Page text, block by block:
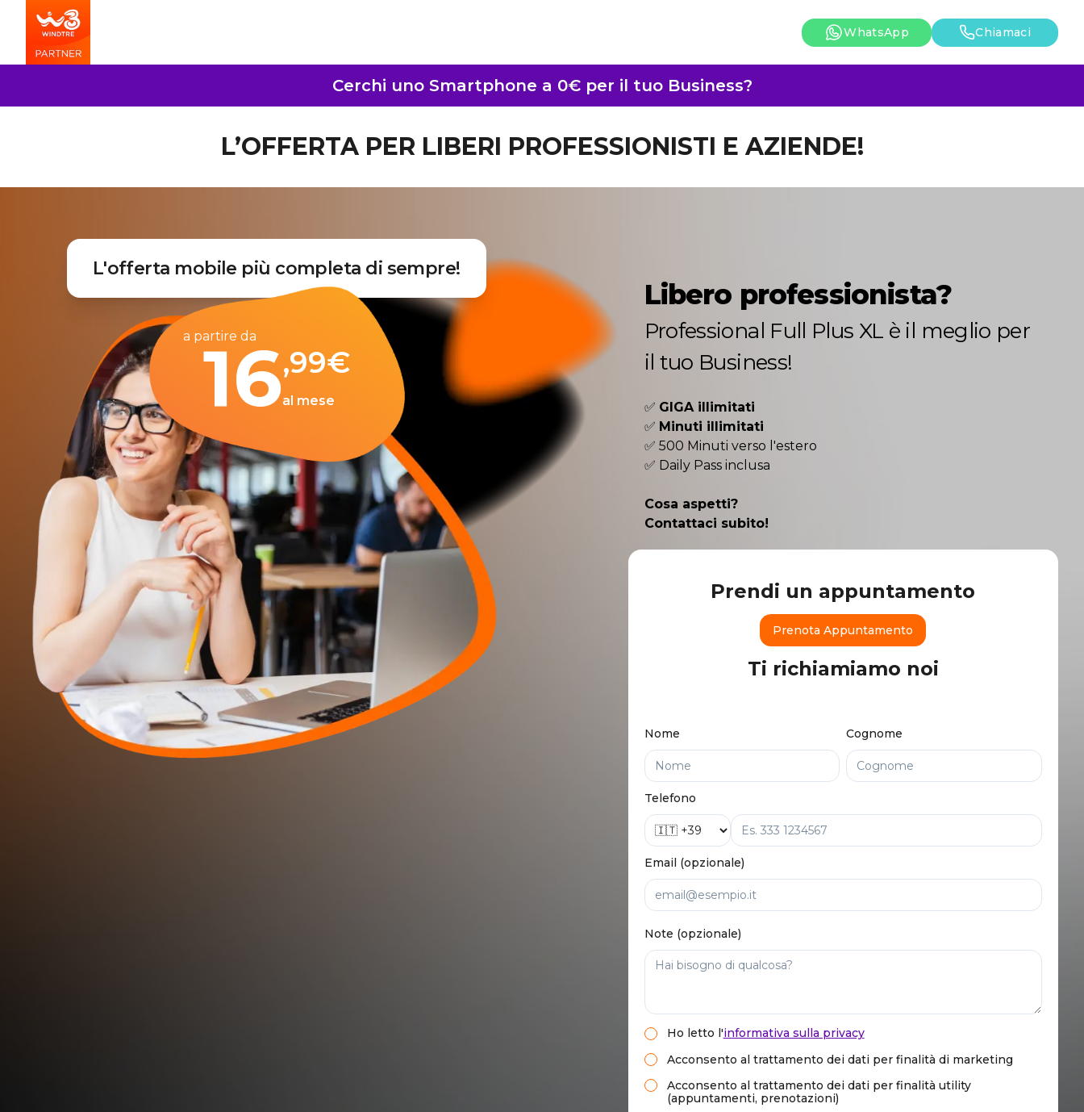
WhatsApp Chiamaci
Cerchi uno Smartphone a 0€ per il tuo Business?
L’OFFERTA PER LIBERI PROFESSIONISTI E AZIENDE!
L'offerta mobile più completa di sempre!
a partire da
16,99€
al mese
Libero professionista?
Professional Full Plus XL è il meglio per
il tuo Business!
✅ GIGA illimitati
✅ Minuti illimitati
✅ 500 Minuti verso l'estero
✅ Daily Pass inclusa
Cosa aspetti?
Contattaci subito!
Prendi un appuntamento
Prenota Appuntamento
Ti richiamiamo noi
Nome Cognome
Telefono
Email (opzionale)
Note (opzionale)
Ho letto l'informativa sulla privacy
Acconsento al trattamento dei dati per finalità di marketing
Acconsento al trattamento dei dati per finalità utility
(appuntamenti, prenotazioni)